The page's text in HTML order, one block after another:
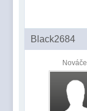
Black2684